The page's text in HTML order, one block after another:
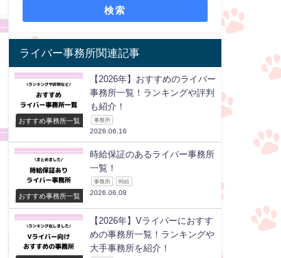
検索
ライバー事務所関連記事
おすすめ事務所一覧
【2026年】おすすめのライバー
事務所一覧！ランキングや評判
も紹介！
事務所
2026.06.16
おすすめ事務所一覧
時給保証のあるライバー事務所
一覧！
事務所 時給
2026.06.08
【2026年】Vライバーにおすす
めの事務所一覧！ランキングや
大手事務所を紹介！